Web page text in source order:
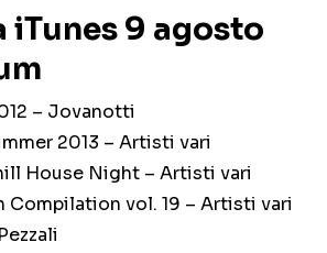
iTunes 9 agosto
– Jovanotti
2013 – Artisti vari
House Night – Artisti vari
Compilation vol. 19 – Artisti vari